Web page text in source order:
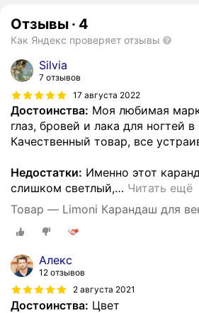
Отзывы · 4
Как Яндекс проверяет отзывы
Silvia
7 отзывов
17 августа 2022
Достоинства: Моя любимая
глаз, бровей и лака для ногтей
Качественный товар, все
Недостатки: Именно этот
слишком светлый,… Читать ещё
Товар — Limoni Карандаш для
Алекс
12 отзывов
2 августа 2021
Достоинства: Цвет